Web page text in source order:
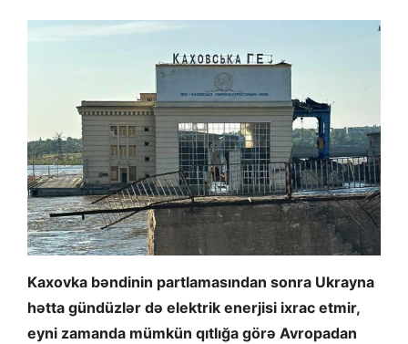
Kaxovka bəndinin partlamasından sonra Ukrayna
hətta gündüzlər də elektrik enerjisi ixrac etmir,
eyni zamanda mümkün qıtlığa görə Avropadan